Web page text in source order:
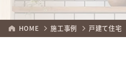
HOME 施工事例 戸建て住宅